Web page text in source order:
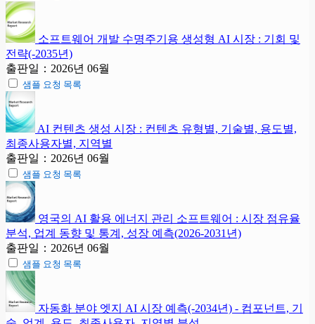
소프트웨어 개발 수명주기용 생성형 AI 시장 : 기회 및
전략(-2035년)
출판일：2026년 06월
샘플 요청 목록
AI 컨텐츠 생성 시장 : 컨텐츠 유형별, 기술별, 용도별,
최종사용자별, 지역별
출판일：2026년 06월
샘플 요청 목록
영국의 AI 활용 에너지 관리 소프트웨어 : 시장 점유율
분석, 업계 동향 및 통계, 성장 예측(2026-2031년)
출판일：2026년 06월
샘플 요청 목록
자동화 분야 엣지 AI 시장 예측(-2034년) - 컴포넌트, 기